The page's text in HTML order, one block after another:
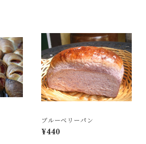
ブルーベリーパン
¥440